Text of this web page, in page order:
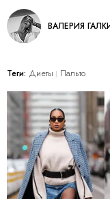
ВАЛЕРИЯ
Теги: Диеты Пальто